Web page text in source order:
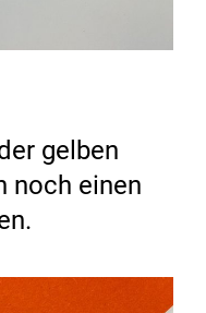
gelben
noch einen